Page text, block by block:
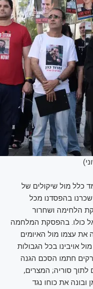
כלל מול שיקולים של
בהפסדנו מכל
הלחימה ושחרור
כולו. בהפסקת המלחמה
את עצמו מול האיומים
אויבינו בכל הגבולות
חתמו הסכם הגנה
סוריה; המצרים,
את כוחו נגד